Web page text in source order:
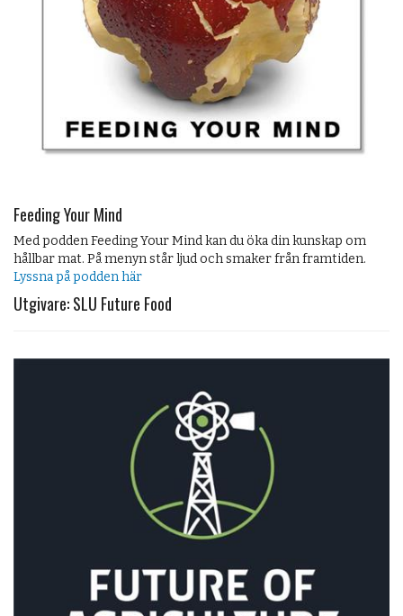
Feeding Your Mind
Med podden Feeding Your Mind kan du öka din kunskap om
hållbar mat. På menyn står ljud och smaker från framtiden.
Lyssna på podden här
Utgivare: SLU Future Food